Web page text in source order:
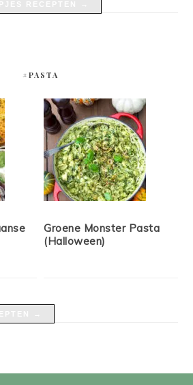
#PASTA
Groene Monster Pasta
(Halloween)